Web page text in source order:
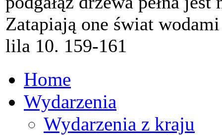
Zatapiają one świat
lila 10. 159-161
Home
Wydarzenia
Wydarzenia z kraju